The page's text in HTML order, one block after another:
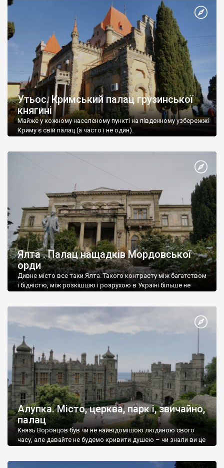
Утьос. Кримський палац грузинської
княгині
Майже у кожному населеному пункті на південному узбережжі
Криму є свій палац (а часто і не один).
Ялта . Палац нащадків Мордовської
орди
Дивне місто все таки Ялта. Такого контрасту між багатством
і бідністю, між розкішшю і розрухою в Україні більше не
Алупка. Місто, церква, парк і, звичайно,
палац
Князь Воронцов був чи не найвідомішою людиною свого
часу, але давайте не будемо кривити душею – чи знали ви це